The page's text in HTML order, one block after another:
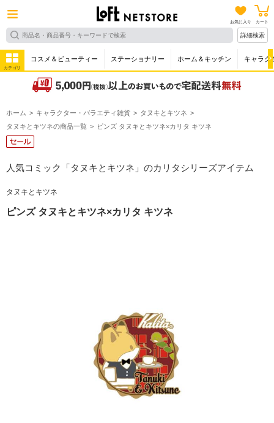
お気に入り カート
詳細検索
カテゴリ
コスメ＆ビューティー ステーショナリー ホーム＆キッチン キャラク
ホーム キャラクター・バラエティ雑貨
タヌキとキツネ
タヌキとキツネの商品一覧
ピンズ タヌキとキツネ×カリタ キツネ
人気コミック「タヌキとキツネ」のカリタシリーズアイテム
タヌキとキツネ
ピンズ タヌキとキツネ×カリタ キツネ